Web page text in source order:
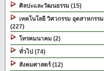
ศิลปะและวัฒนธรรม (15)
เทคโนโลยี วิศวกรรม อุตสาหกรรม
(227)
โทรคมนาคม (2)
ทั่วไป (74)
สังคมศาสตร์ (12)